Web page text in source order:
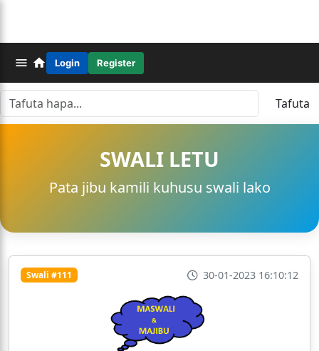
Login Register
Tafuta
SWALI LETU
Pata jibu kamili kuhusu swali lako
Swali #111 30-01-2023 16:10:12